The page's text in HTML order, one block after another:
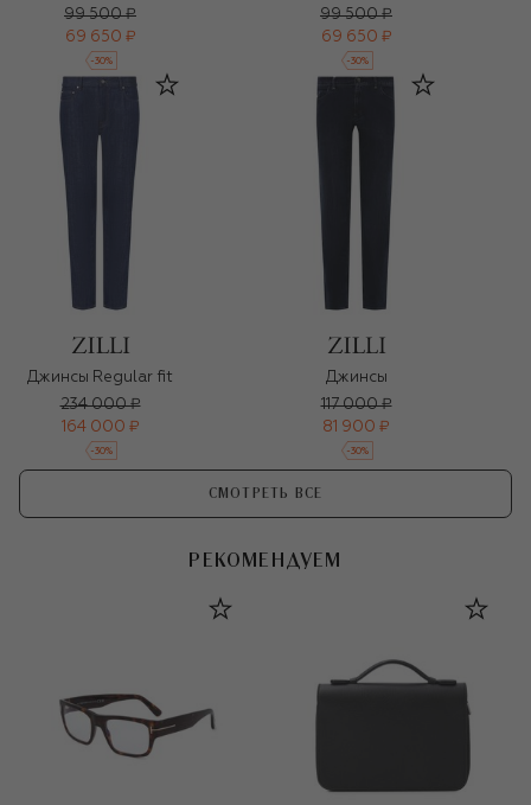
99 500 ₽
69 650 ₽
-30%
99 500 ₽
69 650 ₽
-30%
Джинсы Regular fit
234 000 ₽
164 000 ₽
-30%
Джинсы
117 000 ₽
81 900 ₽
-30%
СМОТРЕТЬ ВСЕ
РЕКОМЕНДУЕМ